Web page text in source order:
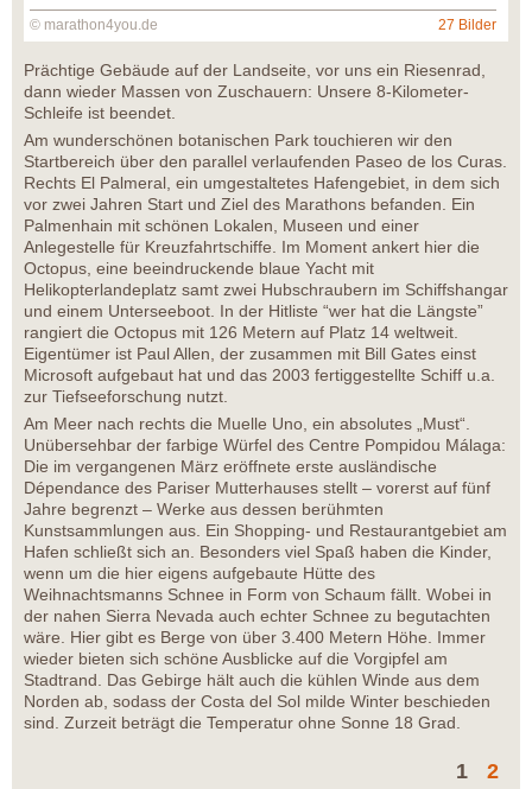
© marathon4you.de 27 Bilder
Prächtige Gebäude auf der Landseite, vor uns ein Riesenrad,
dann wieder Massen von Zuschauern: Unsere 8-Kilometer-
Schleife ist beendet.
Am wunderschönen botanischen Park touchieren wir den
Startbereich über den parallel verlaufenden Paseo de los Curas.
Rechts El Palmeral, ein umgestaltetes Hafengebiet, in dem sich
vor zwei Jahren Start und Ziel des Marathons befanden. Ein
Palmenhain mit schönen Lokalen, Museen und einer
Anlegestelle für Kreuzfahrtschiffe. Im Moment ankert hier die
Octopus, eine beeindruckende blaue Yacht mit
Helikopterlandeplatz samt zwei Hubschraubern im Schiffshangar
und einem Unterseeboot. In der Hitliste “wer hat die Längste”
rangiert die Octopus mit 126 Metern auf Platz 14 weltweit.
Eigentümer ist Paul Allen, der zusammen mit Bill Gates einst
Microsoft aufgebaut hat und das 2003 fertiggestellte Schiff u.a.
zur Tiefseeforschung nutzt.
Am Meer nach rechts die Muelle Uno, ein absolutes „Must“.
Unübersehbar der farbige Würfel des Centre Pompidou Málaga:
Die im vergangenen März eröffnete erste ausländische
Dépendance des Pariser Mutterhauses stellt – vorerst auf fünf
Jahre begrenzt – Werke aus dessen berühmten
Kunstsammlungen aus. Ein Shopping- und Restaurantgebiet am
Hafen schließt sich an. Besonders viel Spaß haben die Kinder,
wenn um die hier eigens aufgebaute Hütte des
Weihnachtsmanns Schnee in Form von Schaum fällt. Wobei in
der nahen Sierra Nevada auch echter Schnee zu begutachten
wäre. Hier gibt es Berge von über 3.400 Metern Höhe. Immer
wieder bieten sich schöne Ausblicke auf die Vorgipfel am
Stadtrand. Das Gebirge hält auch die kühlen Winde aus dem
Norden ab, sodass der Costa del Sol milde Winter beschieden
sind. Zurzeit beträgt die Temperatur ohne Sonne 18 Grad.
1 2